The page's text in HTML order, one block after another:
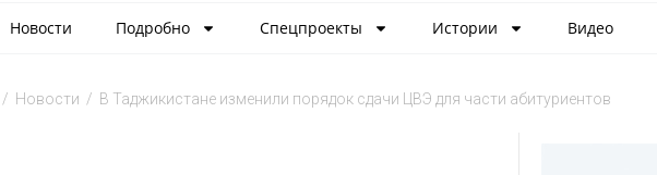
Новости Подробно Спецпроекты Истории Видео
/ Новости / В Таджикистане изменили порядок сдачи ЦВЭ для части абитуриентов